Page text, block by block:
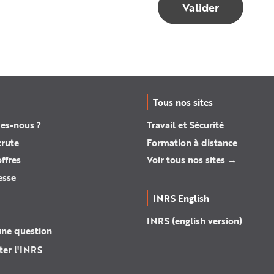
nous ?
question
l'INRS
Tous nos sites
Travail et Sécurité
Formation à distance
Voir tous nos sites →
INRS English
INRS (english version)